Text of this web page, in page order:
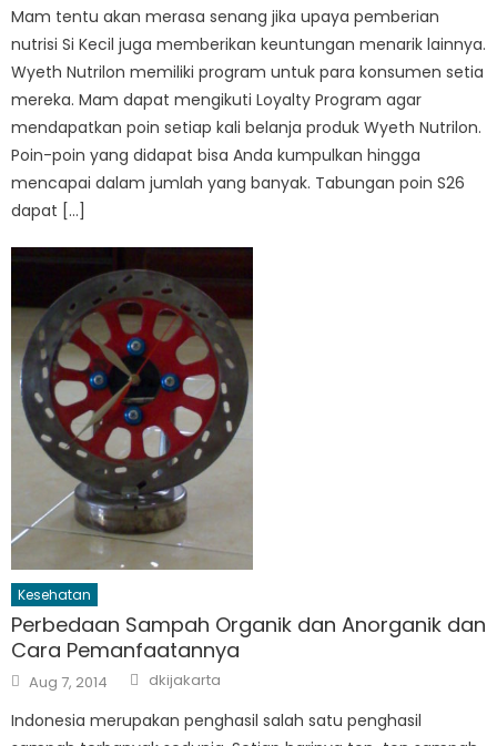
Mam tentu akan merasa senang jika upaya pemberian
nutrisi Si Kecil juga memberikan keuntungan menarik lainnya.
Wyeth Nutrilon memiliki program untuk para konsumen setia
mereka. Mam dapat mengikuti Loyalty Program agar
mendapatkan poin setiap kali belanja produk Wyeth Nutrilon.
Poin-poin yang didapat bisa Anda kumpulkan hingga
mencapai dalam jumlah yang banyak. Tabungan poin S26
dapat […]
Kesehatan
Perbedaan Sampah Organik dan Anorganik dan
Cara Pemanfaatannya
Posted
on
Aug 7, 2014 Author
dkijakarta
Indonesia merupakan penghasil salah satu penghasil